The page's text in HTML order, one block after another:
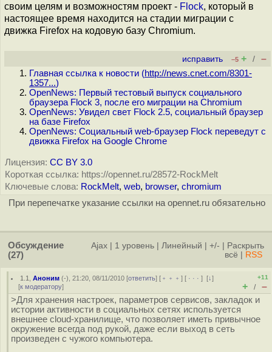
своим целям и возможностям проект - Flock, который в
настоящее время находится на стадии миграции с
движка Firefox на кодовую базу Chromium.
исправить –5 + / –
Главная ссылка к новости (http://news.cnet.com/8301-
1357...)
OpenNews: Первый тестовый выпуск социального
браузера Flock 3, после его миграции на Chromium
OpenNews: Увидел свет Flock 2.5, социальный браузер
на базе Firefox
OpenNews: Социальный web-браузер Flock переведут с
движка Firefox на Google Chrome
Лицензия: CC BY 3.0
Короткая ссылка: https://opennet.ru/28572-RockMelt
Ключевые слова: RockMelt, web, browser, chromium
При перепечатке указание ссылки на opennet.ru обязательно
Обсуждение
(27)
Ajax 1 уровень Линейный +/-
Раскрыть
всё
RSS
1.1 ,Аноним (-), 21:20, 08/11/2010 [ответить] [ ﹢﹢﹢] [ · · ·][↓]
[к модератору]
+11
+ / –
>Для хранения настроек, параметров сервисов, закладок и
истории активности в социальных сетях используется
внешнее cloud-хранилище, что позволяет иметь привычное
окружение всегда под рукой, даже если выход в сеть
произведен с чужого компьютера.